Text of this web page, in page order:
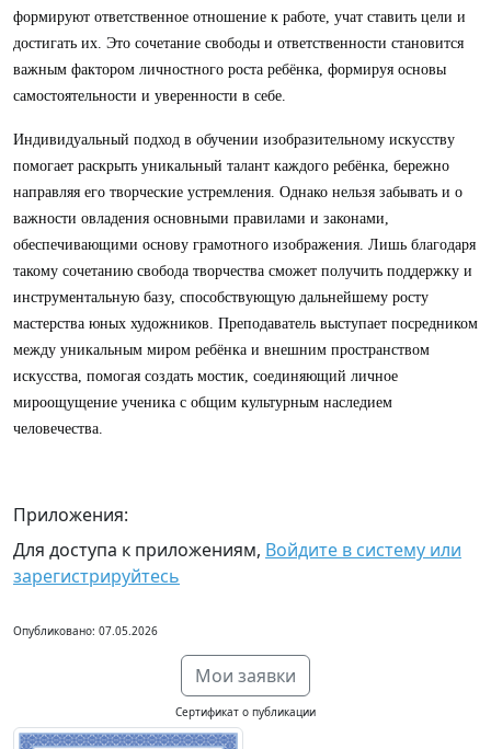
формируют ответственное отношение к работе, учат ставить цели и
достигать их. Это сочетание свободы и ответственности становится
важным фактором личностного роста ребёнка, формируя основы
самостоятельности и уверенности в себе.
Индивидуальный подход в обучении изобразительному искусству
помогает раскрыть уникальный талант каждого ребёнка, бережно
направляя его творческие устремления. Однако нельзя забывать и о
важности овладения основными правилами и законами,
обеспечивающими основу грамотного изображения. Лишь благодаря
такому сочетанию свобода творчества сможет получить поддержку и
инструментальную базу, способствующую дальнейшему росту
мастерства юных художников. Преподаватель выступает посредником
между уникальным миром ребёнка и внешним пространством
искусства, помогая создать мостик, соединяющий личное
мироощущение ученика с общим культурным наследием
человечества.
Приложения:
Для доступа к приложениям, Войдите в систему или
зарегистрируйтесь
Опубликовано: 07.05.2026
Мои заявки
Сертификат о публикации